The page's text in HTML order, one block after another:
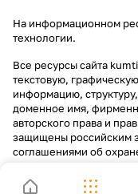
На информационном
технологии.
Все ресурсы сайта
текстовую,
информацию,
доменное имя,
авторского права и
защищены российским
соглашениями об